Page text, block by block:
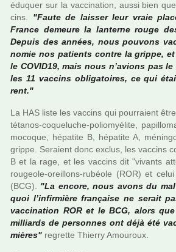
éduquer sur la vac­ci­na­tion, aussi bien
cins. "Faute de lais­ser leur vraie
France demeure la lan­terne rouge
Depuis des années, nous pou­vons
no­mie nos patients contre la grippe,
le COVID19, mais nous n’avions pas
les 11 vac­cins obli­ga­toi­res, ce qui
rent."
La HAS liste les vac­cins qui pour­raient
téta­nos-coque­lu­che-polio­myé­lite,
mo­co­que, hépa­tite B, hépa­tite A,
grippe. Seraient donc exclus, les vac­cins
B et la rage, et les vac­cins dit "vivants
rou­geole-oreillons-rubéole (ROR) et
(BCG). "La encore, nous avons du
quoi l’infir­mière fran­çaise ne serait
vac­ci­na­tion ROR et le BCG, alors
mil­liards de per­son­nes ont déjà été
miè­res" regrette Thierry Amouroux.